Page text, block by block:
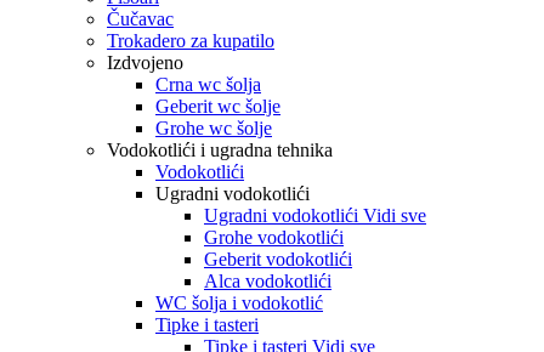
Čučavac
Trokadero za kupatilo
Izdvojeno
Crna wc šolja
Geberit wc šolje
Grohe wc šolje
Vodokotlići i ugradna tehnika
Vodokotlići
Ugradni vodokotlići
Ugradni vodokotlići Vidi sve
Grohe vodokotlići
Geberit vodokotlići
Alca vodokotlići
WC šolja i vodokotlić
Tipke i tasteri
Tipke i tasteri Vidi sve